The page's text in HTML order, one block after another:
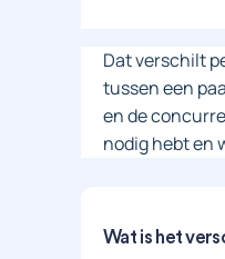
Dat verschilt
tussen een
en de
nodig hebt en
Wat is het